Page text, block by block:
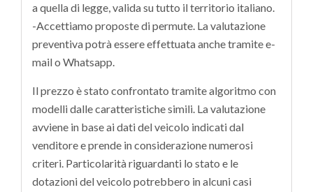
a quella di legge, valida su tutto il territorio italiano.
-Accettiamo proposte di permute. La valutazione
preventiva potrà essere effettuata anche tramite e-
mail o Whatsapp.
Il prezzo è stato confrontato tramite algoritmo con
modelli dalle caratteristiche simili. La valutazione
avviene in base ai dati del veicolo indicati dal
venditore e prende in considerazione numerosi
criteri. Particolarità riguardanti lo stato e le
dotazioni del veicolo potrebbero in alcuni casi